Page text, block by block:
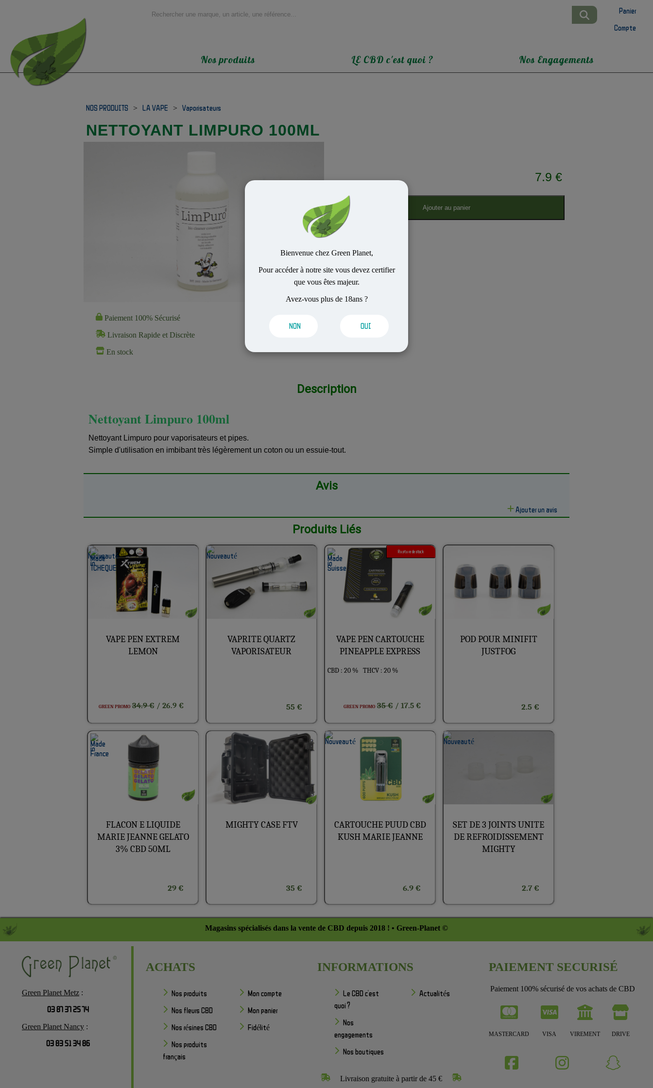
Bienvenue chez Green Planet,
Pour accéder à notre site vous devez certifier
que vous êtes majeur.
Avez-vous plus de 18ans ?
NON OUI
Panier
Compte
Nos produits LE CBD c'est quoi ? Nos Engagements
NOS PRODUITS > LA VAPE > Vaporisateurs
NETTOYANT LIMPURO 100ML
Paiement 100% Sécurisé
Livraison Rapide et Discrète
En stock
7.9 €
Ajouter au panier
Description
Nettoyant Limpuro 100ml
Nettoyant Limpuro pour vaporisateurs et pipes.
Simple d'utilisation en imbibant très légèrement un coton ou un essuie-tout.
Avis
Ajouter un avis
Produits Liés
VAPE PEN EXTREM
LEMON
GREEN PROMO 34.9 €/ 26.9 €
VAPRITE QUARTZ
VAPORISATEUR
55 €
Rupture de stock
VAPE PEN CARTOUCHE
PINEAPPLE EXPRESS
CBD : 20 % THCV : 20 %
GREEN PROMO 35 €/ 17.5 €
POD POUR MINIFIT
JUSTFOG
2.5 €
FLACON E LIQUIDE
MARIE JEANNE GELATO
3% CBD 50ML
29 €
MIGHTY CASE FTV
35 €
CARTOUCHE PUUD CBD
KUSH MARIE JEANNE
6.9 €
SET DE 3 JOINTS UNITE
DE REFROIDISSEMENT
MIGHTY
2.7 €
Magasins spécialisés dans la vente de CBD depuis 2018 ! • Green-Planet ©
Green Planet Metz :
03 87 37 25 74
Green Planet Nancy :
03 83 51 34 86
ACHATS
Nos produits
Nos fleurs CBD
Nos résines CBD
Nos produits
français
Mon compte
Mon panier
Fidélité
INFORMATIONS
Le CBD c'est
quoi ?
Nos
engagements
Nos boutiques
Actualités
Livraison gratuite à partir de 45 €
PAIEMENT SECURISÉ
Paiement 100% sécurisé de vos achats de CBD
MASTERCARD VISA VIREMENT DRIVE